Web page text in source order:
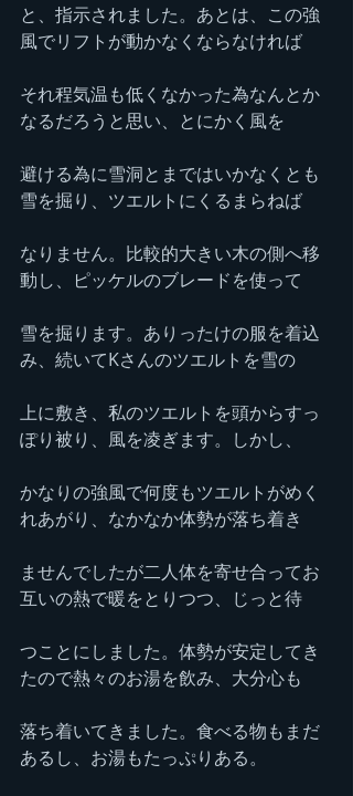
と、指示されました。あとは、この強
風でリフトが動かなくならなければ
それ程気温も低くなかった為なんとか
なるだろうと思い、とにかく風を
避ける為に雪洞とまではいかなくとも
雪を掘り、ツエルトにくるまらねば
なりません。比較的大きい木の側へ移
動し、ピッケルのブレードを使って
雪を掘ります。ありったけの服を着込
み、続いてKさんのツエルトを雪の
上に敷き、私のツエルトを頭からすっ
ぽり被り、風を凌ぎます。しかし、
かなりの強風で何度もツエルトがめく
れあがり、なかなか体勢が落ち着き
ませんでしたが二人体を寄せ合ってお
互いの熱で暖をとりつつ、じっと待
つことにしました。体勢が安定してき
たので熱々のお湯を飲み、大分心も
落ち着いてきました。食べる物もまだ
あるし、お湯もたっぷりある。